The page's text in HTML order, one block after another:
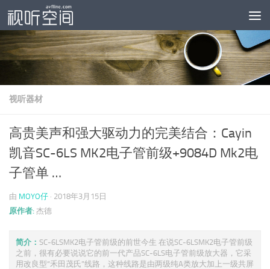
跳至内容
视听器材
高贵美声和强大驱动力的完美结合：Cayin
凯音SC-6LS MK2电子管前级+9084D Mk2电
子管单 …
由 MOYO仔 · 2018年3月15日
原作者: 杰德
简介： SC-6LSMK2电子管前级的前世今生 在说SC-6LSMK2电子管前级
之前，很有必要说说它的前一代产品SC-6LS电子管前级放大器，它采
用改良型“禾田茂氏”线路，这种线路是由两级纯A类放大加上一级共屏